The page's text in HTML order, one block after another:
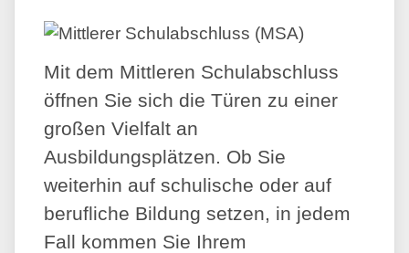
Mit dem Mittleren Schulabschluss
öffnen Sie sich die Türen zu einer
großen Vielfalt an
Ausbildungsplätzen. Ob Sie
weiterhin auf schulische oder auf
berufliche Bildung setzen, in jedem
Fall kommen Sie Ihrem